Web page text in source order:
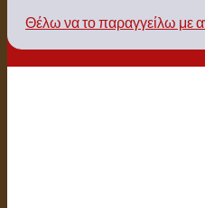
Θέλω να το παραγγείλω με